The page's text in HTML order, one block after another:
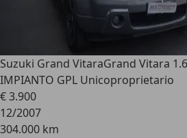
Suzuki Grand VitaraGrand Vitara
IMPIANTO GPL Unicoproprietario
€ 3.900
12/2007
304.000 km